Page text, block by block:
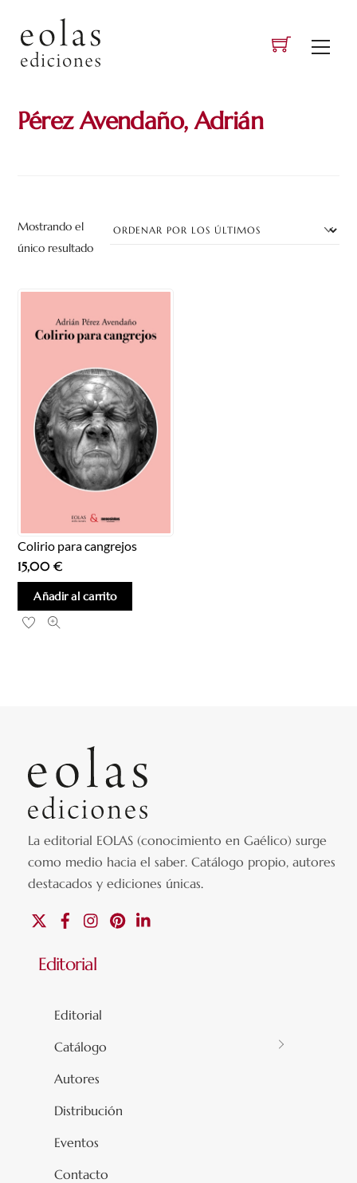
content
Pérez Avendaño, Adrián
Mostrando el
único resultado
Colirio para cangrejos
15,00€
Añadir al carrito
La editorial EOLAS (conocimiento en Gaélico) surge
como medio hacia el saber.Catálogo propio, autores
destacados y ediciones únicas.
FacebookInstagramPinterest
Editorial
Editorial
Catálogo
Autores
Distribución
Eventos
Contacto